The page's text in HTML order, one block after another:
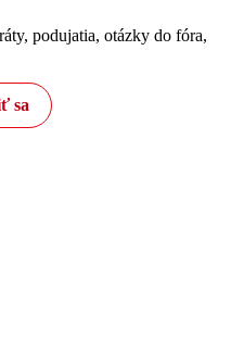
podujatia, otázky do fóra,
sa